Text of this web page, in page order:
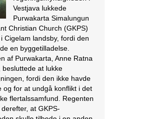
og for at undgå konflikt i det
flertalssamfund. Regenten
at GKPS-
skulle tilbede i en anden
mere...]
dronelevering af blod og
medicinske forsyninger
I krigs- og katastrofetider
kan droner være den
hurtigste og mest